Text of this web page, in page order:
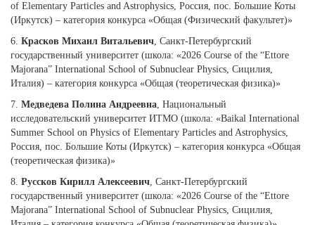
of Elementary Particles and Astrophysics, Россия, пос. Большие Коты
(Иркутск) – категория конкурса «Общая (Физический факультет)»
6. Красков Михаил Витальевич, Санкт-Петербургский
государственный университет (школа: «2026 Course of the “Ettore
Majorana” International School of Subnuclear Physics, Сицилия,
Италия) – категория конкурса «Общая (теоретическая физика)»
7. Медведева Полина Андреевна, Национальный
исследовательский университет ИТМО (школа: «Baikal International
Summer School on Physics of Elementary Particles and Astrophysics,
Россия, пос. Большие Коты (Иркутск) – категория конкурса «Общая
(теоретическая физика)»
8. Руссков Кирилл Алексеевич, Санкт-Петербургский
государственный университет (школа: «2026 Course of the “Ettore
Majorana” International School of Subnuclear Physics, Сицилия,